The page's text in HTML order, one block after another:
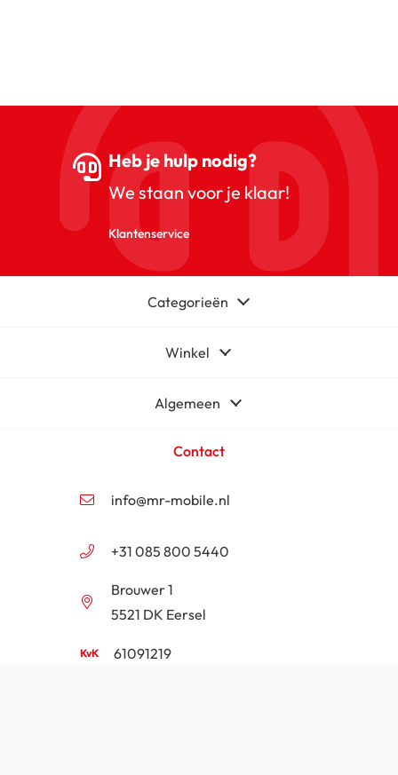
Heb je hulp nodig?
We staan voor je klaar!
Klantenservice
Categorieën
Winkel
Algemeen
Contact
info@mr-mobile.nl
+31 085 800 5440
Brouwer 1
5521 DK Eersel
61091219